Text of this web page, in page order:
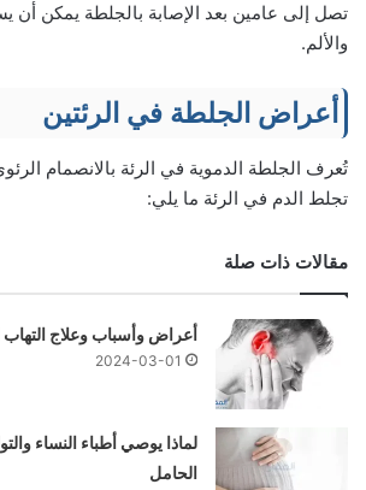
تصل إلى عامين بعد الإصابة بالجلطة يمكن أن
والألم.
أعراض الجلطة في الرئتين
تُعرف الجلطة الدموية في الرئة بالانصمام
تجلط الدم في الرئة ما يلي:
مقالات ذات صلة
أعراض وأسباب وعلاج التهاب
2024-03-01
لماذا يوصي أطباء النساء
الحامل